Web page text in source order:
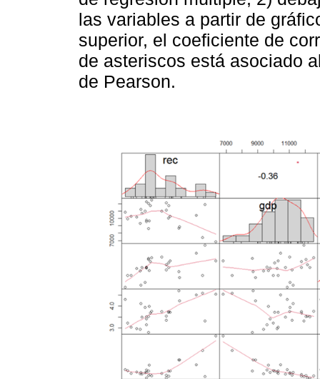
las variables a partir de
superior, el coeficiente de
de asteriscos está asociado
de Pearson.